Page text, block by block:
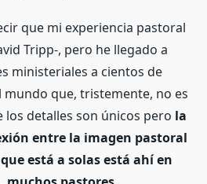
que mi experiencia pastoral
Tripp-, pero he llegado a
ministeriales a cientos de
mundo que, tristemente, no es
los detalles son únicos pero la
entre la imagen pastoral
está a solas está ahí en